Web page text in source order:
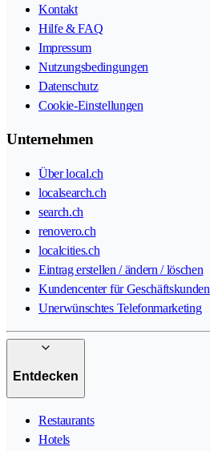
Kontakt
Hilfe & FAQ
Impressum
Nutzungsbedingungen
Datenschutz
Cookie-Einstellungen
Unternehmen
Über local.ch
localsearch.ch
search.ch
renovero.ch
localcities.ch
Eintrag erstellen / ändern / löschen
Kundencenter für Geschäftskunden
Unerwünschtes Telefonmarketing
Entdecken
Restaurants
Hotels